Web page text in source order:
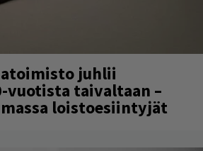
juhlii
vuotista taivaltaan –
loistoesiintyjät